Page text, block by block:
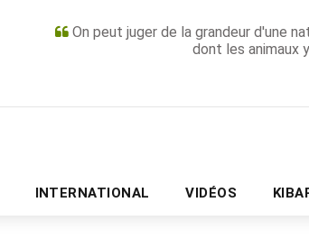
On peut juger de la grandeur d'une
dont les animaux
INTERNATIONAL VIDÉOS